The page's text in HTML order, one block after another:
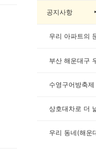
공지사항
우리 아파트의
수영구어방축제
상호대차로 더